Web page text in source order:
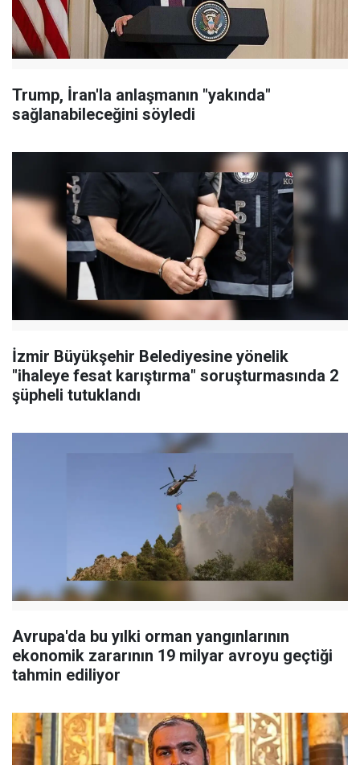
Trump, İran'la anlaşmanın "yakında"
sağlanabileceğini söyledi
İzmir Büyükşehir Belediyesine yönelik
"ihaleye fesat karıştırma" soruşturmasında 2
şüpheli tutuklandı
Avrupa'da bu yılki orman yangınlarının
ekonomik zararının 19 milyar avroyu geçtiği
tahmin ediliyor